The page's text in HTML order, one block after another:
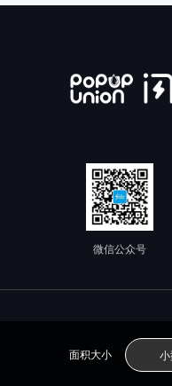
微信公众号
面积大小